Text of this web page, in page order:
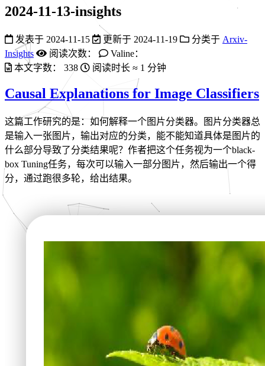
2024-11-13-insights
发表于 2024-11-15 更新于 2024-11-19 分类于 Arxiv-
Insights
阅读次数：
Valine：
本文字数：
338 阅读时长 ≈ 1 分钟
Causal Explanations for Image Classifiers
这篇工作研究的是：如何解释一个图片分类器。图片分类器总
是输入一张图片，输出对应的分类，能不能知道具体是图片的
什么部分导致了分类结果呢？作者把这个任务视为一个black-
box Tuning任务，每次可以输入一部分图片，然后输出一个得
分，通过跑很多轮，给出结果。